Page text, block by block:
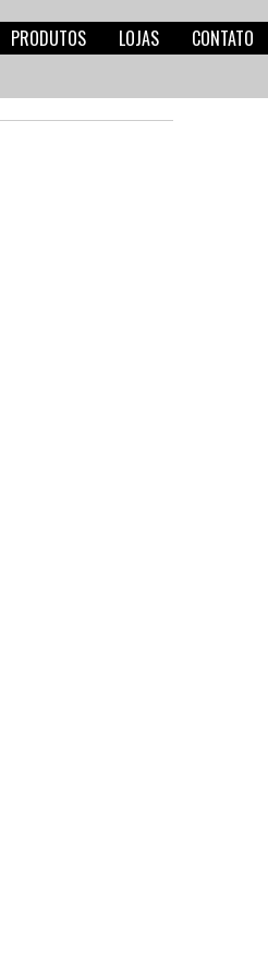
PRODUTOS LOJAS CONTATO